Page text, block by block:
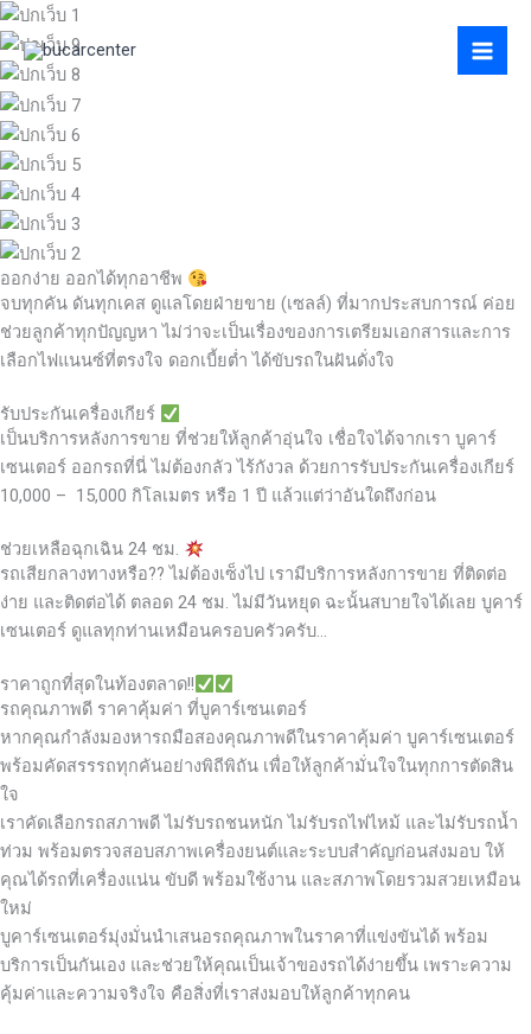
Skip
to
content
ออกง่าย ออกได้ทุกอาชีพ
จบทุกคัน ดันทุกเคส ดูแลโดยฝ่ายขาย (เซลล์) ที่มากประสบการณ์ ค่อย
ช่วยลูกค้าทุกปัญญหา ไม่ว่าจะเป็นเรื่องของการเตรียมเอกสารและการ
เลือกไฟแนนซ์ที่ตรงใจ ดอกเบี้ยต่ำ ได้ขับรถในฝันดั่งใจ
รับประกันเครื่องเกียร์
เป็นบริการหลังการขาย ที่ช่วยให้ลูกค้าอุ่นใจ เชื่อใจได้จากเรา บูคาร์
เซนเตอร์ ออกรถที่นี่ ไม่ต้องกลัว ไร้กังวล ด้วยการรับประกันเครื่องเกียร์
10,000 – 15,000 กิโลเมตร หรือ 1 ปี แล้วแต่ว่าอันใดถึงก่อน
ช่วยเหลือฉุกเฉิน 24 ชม.
รถเสียกลางทางหรือ?? ไม่ต้องเซ็งไป เรามีบริการหลังการขาย ที่ติดต่อ
ง่าย และติดต่อได้ ตลอด 24 ชม. ไม่มีวันหยุด ฉะนั้นสบายใจได้เลย บูคาร์
เซนเตอร์ ดูแลทุกท่านเหมือนครอบครัวครับ…
ราคาถูกที่สุดในท้องตลาด!!
รถคุณภาพดี ราคาคุ้มค่า ที่บูคาร์เซนเตอร์
หากคุณกำลังมองหารถมือสองคุณภาพดีในราคาคุ้มค่า บูคาร์เซนเตอร์
พร้อมคัดสรรรถทุกคันอย่างพิถีพิถัน เพื่อให้ลูกค้ามั่นใจในทุกการตัดสิน
ใจ
เราคัดเลือกรถสภาพดี ไม่รับรถชนหนัก ไม่รับรถไฟไหม้ และไม่รับรถน้ำ
ท่วม พร้อมตรวจสอบสภาพเครื่องยนต์และระบบสำคัญก่อนส่งมอบ ให้
คุณได้รถที่เครื่องแน่น ขับดี พร้อมใช้งาน และสภาพโดยรวมสวยเหมือน
ใหม่
บูคาร์เซนเตอร์มุ่งมั่นนำเสนอรถคุณภาพในราคาที่แข่งขันได้ พร้อม
บริการเป็นกันเอง และช่วยให้คุณเป็นเจ้าของรถได้ง่ายขึ้น เพราะความ
คุ้มค่าและความจริงใจ คือสิ่งที่เราส่งมอบให้ลูกค้าทุกคน